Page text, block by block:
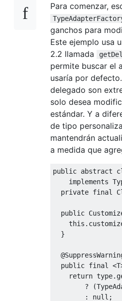
Para comenzar,
ganchos para
Este ejemplo usa
2.2 llamada
permite buscar el
usaría por
delegado son
solo desea
estándar. Y a
de tipo
mantendrán
a medida que
public abstract
implements
private final
public
this .
}
public final <T
return type.
?
(
:
null ;